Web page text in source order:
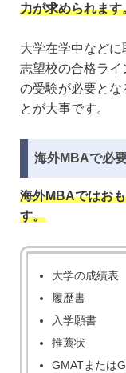
力が求められます
大学在学中などに
志望校の合格ライ
の受験が必要とな
とが大事です。
海外MBAで必
海外MBAではお
す。
大学の成績表
履歴書
入学願書
推薦状
GMATまたは